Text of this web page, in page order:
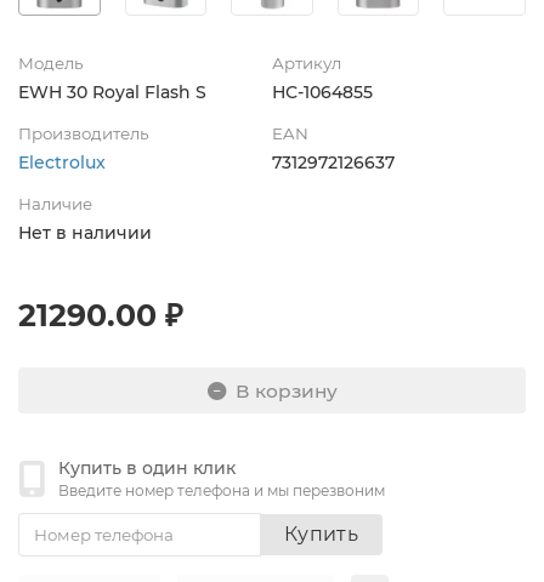
Модель
EWH 30 Royal Flash S
Артикул
НС-1064855
Производитель
Electrolux
EAN
7312972126637
Наличие
Нет в наличии
21290.00 ₽
В корзину
Купить в один клик
Введите номер телефона и мы перезвоним
Купить